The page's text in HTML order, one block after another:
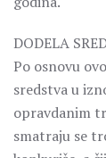
DODELA
Po osnovu
sredstva u
opravdanim
smatraju se